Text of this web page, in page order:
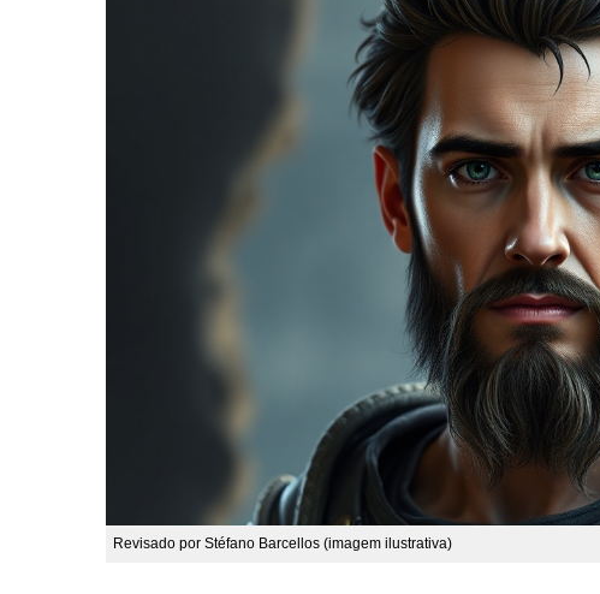
Revisado por Stéfano Barcellos (imagem ilustrativa)